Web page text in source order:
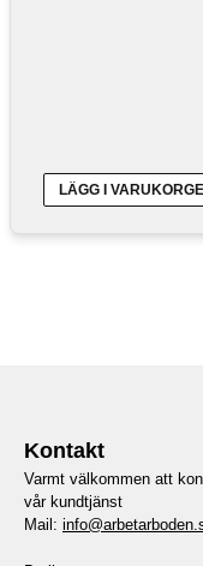
LÄGG I
Kontakt
Varmt välkommen att
vår kundtjänst
Mail: